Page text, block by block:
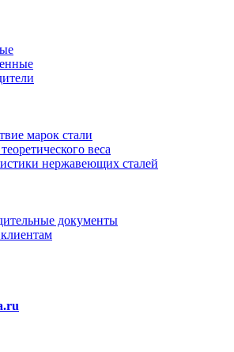
марок стали
веса
нержавеющих сталей
документы